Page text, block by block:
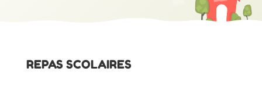
REPAS SCOLAIRES